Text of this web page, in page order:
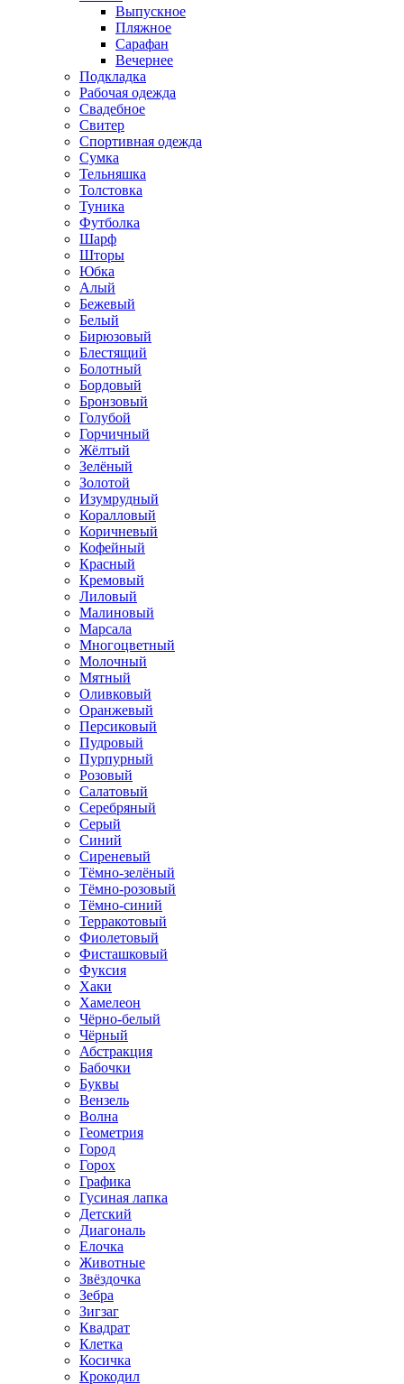
Выпускное
Пляжное
Сарафан
Вечернее
Подкладка
Рабочая одежда
Свадебное
Свитер
Спортивная одежда
Сумка
Тельняшка
Толстовка
Туника
Футболка
Шарф
Шторы
Юбка
Алый
Бежевый
Белый
Бирюзовый
Блестящий
Болотный
Бордовый
Бронзовый
Голубой
Горчичный
Жёлтый
Зелёный
Золотой
Изумрудный
Коралловый
Коричневый
Кофейный
Красный
Кремовый
Лиловый
Малиновый
Марсала
Многоцветный
Молочный
Мятный
Оливковый
Оранжевый
Персиковый
Пудровый
Пурпурный
Розовый
Салатовый
Серебряный
Серый
Синий
Сиреневый
Тёмно-зелёный
Тёмно-розовый
Тёмно-синий
Терракотовый
Фиолетовый
Фисташковый
Фуксия
Хаки
Хамелеон
Чёрно-белый
Чёрный
Абстракция
Бабочки
Буквы
Вензель
Волна
Геометрия
Город
Горох
Графика
Гусиная лапка
Детский
Диагональ
Елочка
Животные
Звёздочка
Зебра
Зигзаг
Квадрат
Клетка
Косичка
Крокодил